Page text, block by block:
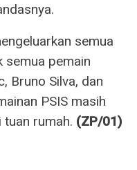
semua
semua pemain
Bruno Silva, dan
PSIS masih
rumah. (ZP/01)